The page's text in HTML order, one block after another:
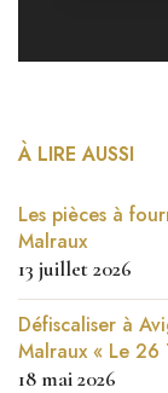
À LIRE AUSSI
Les pièces à
Malraux
13 juillet 2026
Défiscaliser à
Malraux « Le 26
18 mai 2026